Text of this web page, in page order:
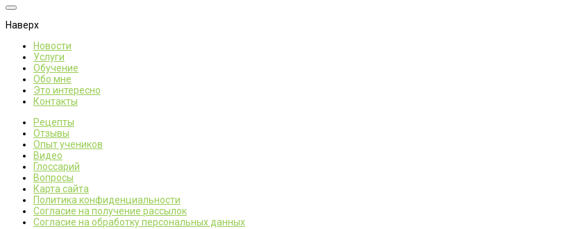
Наверх
Новости
Услуги
Обучение
Обо мне
Это интересно
Контакты
Рецепты
Отзывы
Опыт учеников
Видео
Глоссарий
Вопросы
Карта сайта
Политика конфиденциальности
Согласие на получение рассылок
Согласие на обработку персональных данных